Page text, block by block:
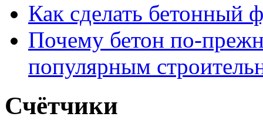
Как сделать бетонный
Почему бетон по-
популярным
Счётчики